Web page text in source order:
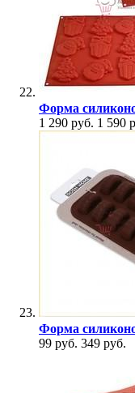
Форма
1 290 руб. 1 590
Форма
99 руб. 349 руб.